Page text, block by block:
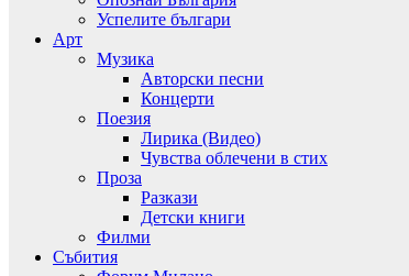
Успелите българи
Арт
Музика
Авторски песни
Концерти
Поезия
Лирика (Видео)
Чувства облечени в стих
Проза
Разкази
Детски книги
Филми
Събития